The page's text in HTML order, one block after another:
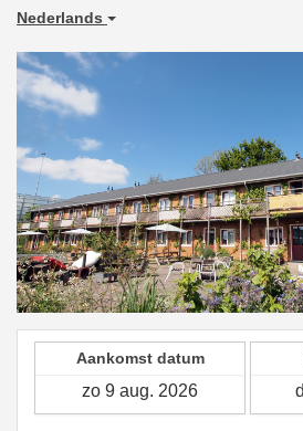
Nederlands
Aankomst datum